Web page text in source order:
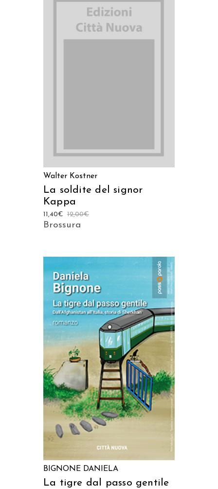
Walter Kostner
La soldite del signor
Kappa
12,00€
11,40€
Brossura
AGGIUNGI AL CARRELLO
BIGNONE DANIELA
La tigre dal passo gentile